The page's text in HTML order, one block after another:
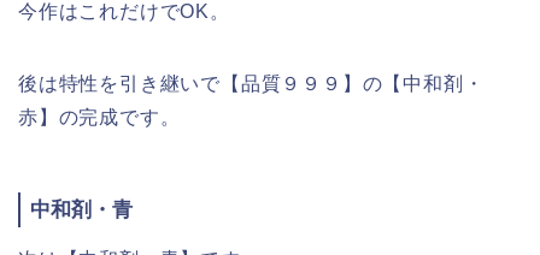
今作はこれだけでOK。
後は特性を引き継いで【品質９９９】の【中和剤・
赤】の完成です。
中和剤・青